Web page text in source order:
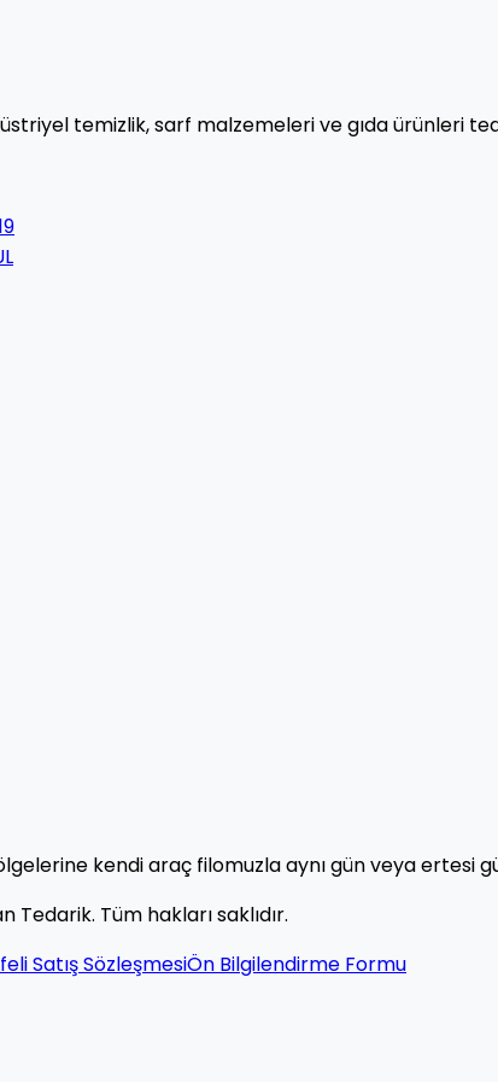
temizlik, sarf malzemeleri ve gıda ürünleri
kendi araç filomuzla aynı gün veya ertesi
Tedarik. Tüm hakları saklıdır.
Satış SözleşmesiÖn Bilgilendirme Formu